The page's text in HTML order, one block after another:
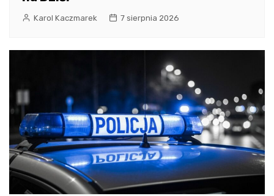
Karol Kaczmarek 7 sierpnia 2026